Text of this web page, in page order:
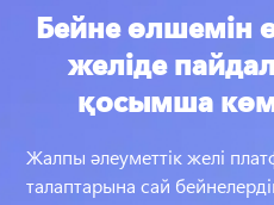
Бейне өлшемін
желіде
қосымша
Жалпы әлеуметтік желі
талаптарына сай